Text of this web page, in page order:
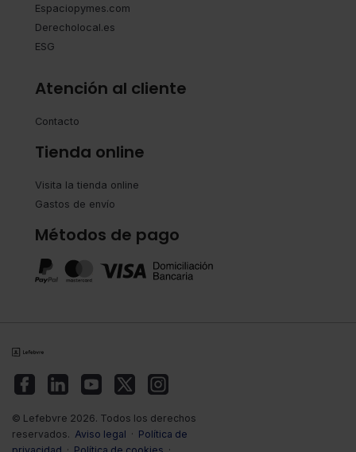
Espaciopymes.com
Derecholocal.es
ESG
Atención al cliente
Contacto
Tienda online
Visita la tienda online
Gastos de envío
Métodos de pago
© Lefebvre 2026. Todos los derechos
reservados. Aviso legal · Política de